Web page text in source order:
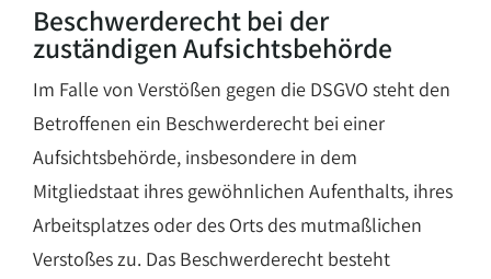
Beschwerde­recht bei der
zuständigen Aufsichts­behörde
Im Falle von Verstößen gegen die DSGVO steht den
Betroffenen ein Beschwerderecht bei einer
Aufsichtsbehörde, insbesondere in dem
Mitgliedstaat ihres gewöhnlichen Aufenthalts, ihres
Arbeitsplatzes oder des Orts des mutmaßlichen
Verstoßes zu. Das Beschwerderecht besteht